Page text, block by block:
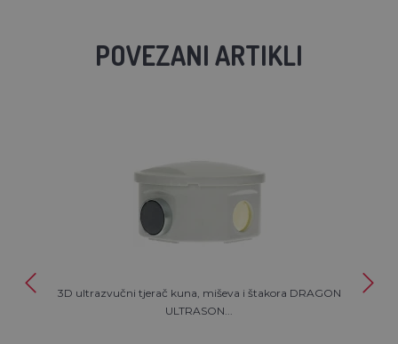
POVEZANI ARTIKLI
3D ultrazvučni tjerač kuna, miševa i štakora DRAGON
ULTRASON...